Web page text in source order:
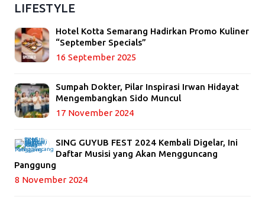
LIFESTYLE
Hotel Kotta Semarang Hadirkan Promo Kuliner
“September Specials”
16 September 2025
Sumpah Dokter, Pilar Inspirasi Irwan Hidayat
Mengembangkan Sido Muncul
17 November 2024
SING GUYUB FEST 2024 Kembali Digelar, Ini
Daftar Musisi yang Akan Mengguncang
Panggung
8 November 2024